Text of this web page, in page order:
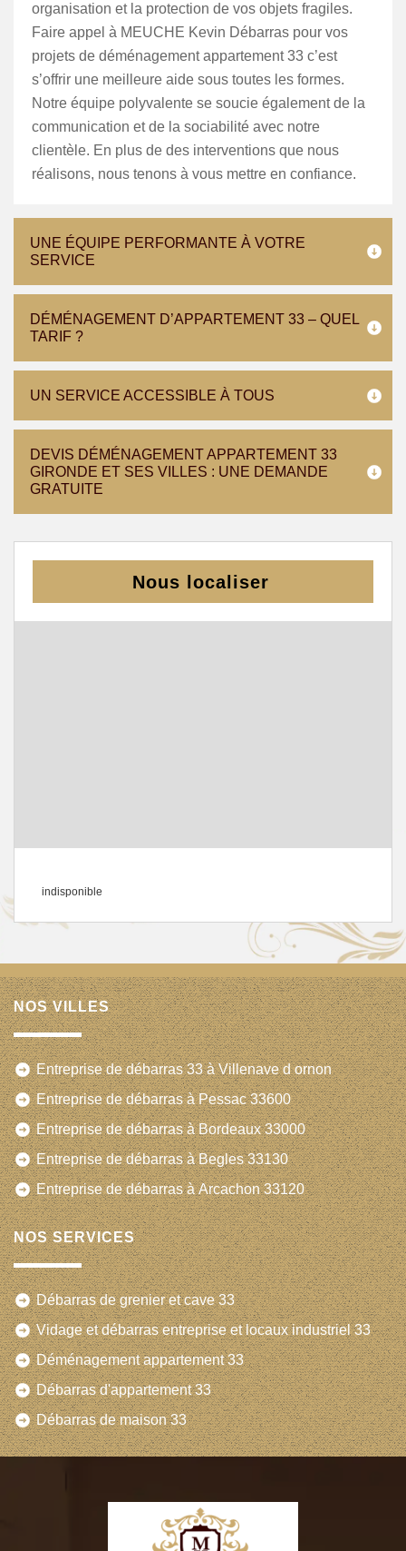
organisation et la protection de vos objets fragiles.
Faire appel à MEUCHE Kevin Débarras pour vos
projets de déménagement appartement 33 c’est
s’offrir une meilleure aide sous toutes les formes.
Notre équipe polyvalente se soucie également de la
communication et de la sociabilité avec notre
clientèle. En plus de des interventions que nous
réalisons, nous tenons à vous mettre en confiance.
UNE ÉQUIPE PERFORMANTE À VOTRE
SERVICE
DÉMÉNAGEMENT D’APPARTEMENT 33 – QUEL
TARIF ?
UN SERVICE ACCESSIBLE À TOUS
DEVIS DÉMÉNAGEMENT APPARTEMENT 33
GIRONDE ET SES VILLES : UNE DEMANDE
GRATUITE
Nous localiser
indisponible
NOS VILLES
Entreprise de débarras 33 à Villenave d ornon
Entreprise de débarras à Pessac 33600
Entreprise de débarras à Bordeaux 33000
Entreprise de débarras à Begles 33130
Entreprise de débarras à Arcachon 33120
NOS SERVICES
Débarras de grenier et cave 33
Vidage et débarras entreprise et locaux industriel 33
Déménagement appartement 33
Débarras d'appartement 33
Débarras de maison 33